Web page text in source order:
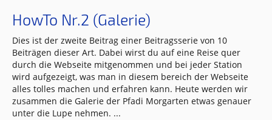
HowTo Nr.2 (Galerie)
Dies ist der zweite Beitrag einer Beitragsserie von 10
Beiträgen dieser Art. Dabei wirst du auf eine Reise quer
durch die Webseite mitgenommen und bei jeder Station
wird aufgezeigt, was man in diesem bereich der Webseite
alles tolles machen und erfahren kann. Heute werden wir
zusammen die Galerie der Pfadi Morgarten etwas genauer
unter die Lupe nehmen. ...